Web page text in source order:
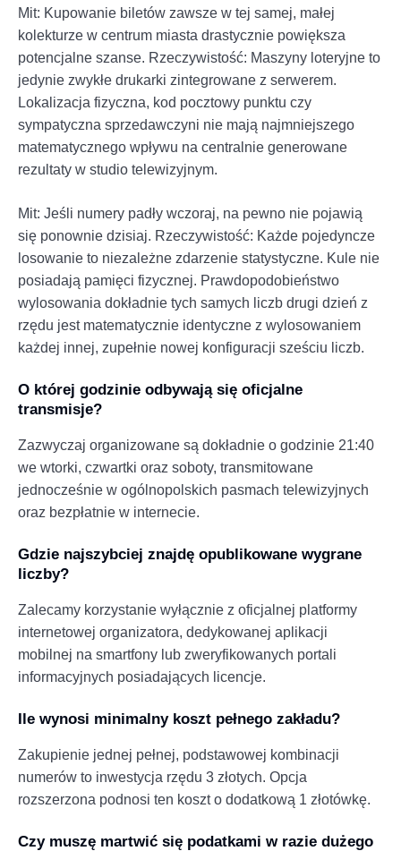
Mit: Kupowanie biletów zawsze w tej samej, małej
kolekturze w centrum miasta drastycznie powiększa
potencjalne szanse. Rzeczywistość: Maszyny loteryjne to
jedynie zwykłe drukarki zintegrowane z serwerem.
Lokalizacja fizyczna, kod pocztowy punktu czy
sympatyczna sprzedawczyni nie mają najmniejszego
matematycznego wpływu na centralnie generowane
rezultaty w studio telewizyjnym.
Mit: Jeśli numery padły wczoraj, na pewno nie pojawią
się ponownie dzisiaj. Rzeczywistość: Każde pojedyncze
losowanie to niezależne zdarzenie statystyczne. Kule nie
posiadają pamięci fizycznej. Prawdopodobieństwo
wylosowania dokładnie tych samych liczb drugi dzień z
rzędu jest matematycznie identyczne z wylosowaniem
każdej innej, zupełnie nowej konfiguracji sześciu liczb.
O której godzinie odbywają się oficjalne
transmisje?
Zazwyczaj organizowane są dokładnie o godzinie 21:40
we wtorki, czwartki oraz soboty, transmitowane
jednocześnie w ogólnopolskich pasmach telewizyjnych
oraz bezpłatnie w internecie.
Gdzie najszybciej znajdę opublikowane wygrane
liczby?
Zalecamy korzystanie wyłącznie z oficjalnej platformy
internetowej organizatora, dedykowanej aplikacji
mobilnej na smartfony lub zweryfikowanych portali
informacyjnych posiadających licencje.
Ile wynosi minimalny koszt pełnego zakładu?
Zakupienie jednej pełnej, podstawowej kombinacji
numerów to inwestycja rzędu 3 złotych. Opcja
rozszerzona podnosi ten koszt o dodatkową 1 złotówkę.
Czy muszę martwić się podatkami w razie dużego